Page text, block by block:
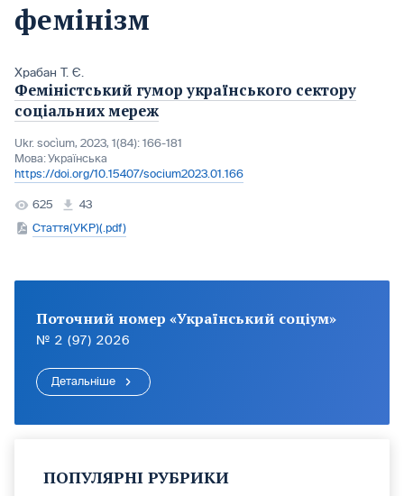
фемінізм
Храбан Т. Є.
Феміністський гумор українського сектору
соціальних мереж
Ukr. socìum, 2023, 1(84): 166-181
Мова:Українська
https://doi.org/10.15407/socium2023.01.166
625
43
Стаття(УКР)(.pdf)
Поточний номер «Український соціум»
№ 2 (97) 2026
Детальніше
ПОПУЛЯРНІ РУБРИКИ